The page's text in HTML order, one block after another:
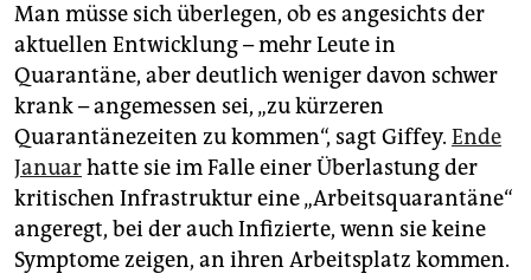
Man müsse sich überlegen, ob es angesichts der
aktuellen Entwicklung – mehr Leute in
Quarantäne, aber deutlich weniger davon schwer
krank – angemessen sei, „zu kürzeren
Quarantänezeiten zu kommen“, sagt Giffey. Ende
Januarhatte sie im Falle einer Überlastung der
kritischen Infrastruktur eine „Arbeitsquarantäne“
angeregt, bei der auch Infizierte, wenn sie keine
Symptome zeigen, an ihren Arbeitsplatz kommen.